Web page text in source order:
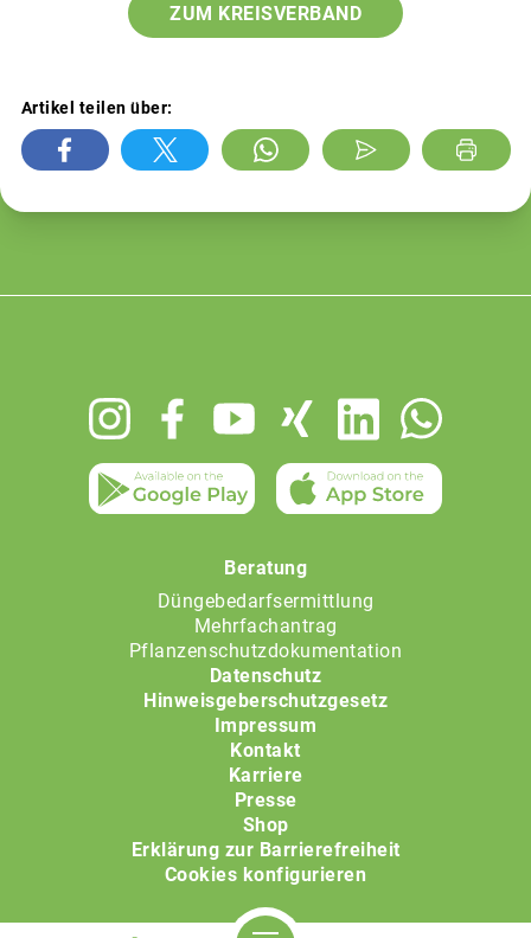
ZUM KREISVERBAND
Artikel teilen über:
Beratung
Düngebedarfsermittlung
Mehrfachantrag
Pflanzenschutzdokumentation
Datenschutz
Hinweisgeberschutzgesetz
Impressum
Kontakt
Karriere
Presse
Shop
Erklärung zur Barrierefreiheit
Cookies konfigurieren